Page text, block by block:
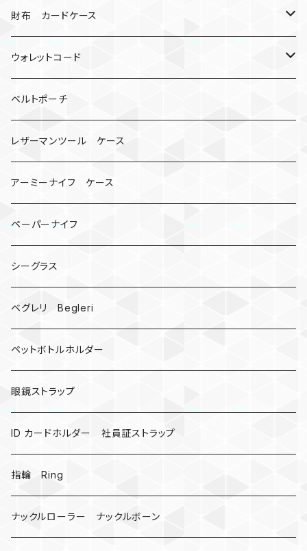
ミイラ
ナット
レザーマン
マルチツール
オニヤンマ
ビーズ
手裏剣
クロス十字架
ドリームキャッチャー
カウベル 熊鈴
昆虫
ミツバチ
AirTag
戦国武将、侍
悪魔の鍵
ハンドストラップ
リングストラップ
ゴルフマーカー
ゴルフボールケース
ティーホルダー
財布 カードケース
コインケース
チューブ
コインケース
紙
カードケース
ウォレットコード
2カラー
ベルトポーチ
レザーマンツール ケース
アーミーナイフ ケース
ペーパーナイフ
シーグラス
ベグレリ Begleri
ペットボトルホルダー
眼鏡ストラップ
ID カードホルダー 社員証ストラップ
指輪 Ring
ナックルローラー ナックルボーン